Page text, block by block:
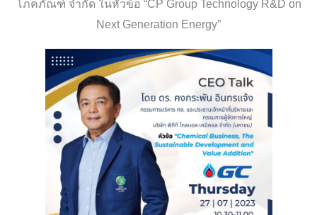
โภคภัณฑ์ จำกัด ในหัวข้อ “CP Group Technology R&D on
Next Generation Energy”